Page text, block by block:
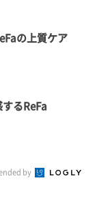
の上質ケア
るReFa
by